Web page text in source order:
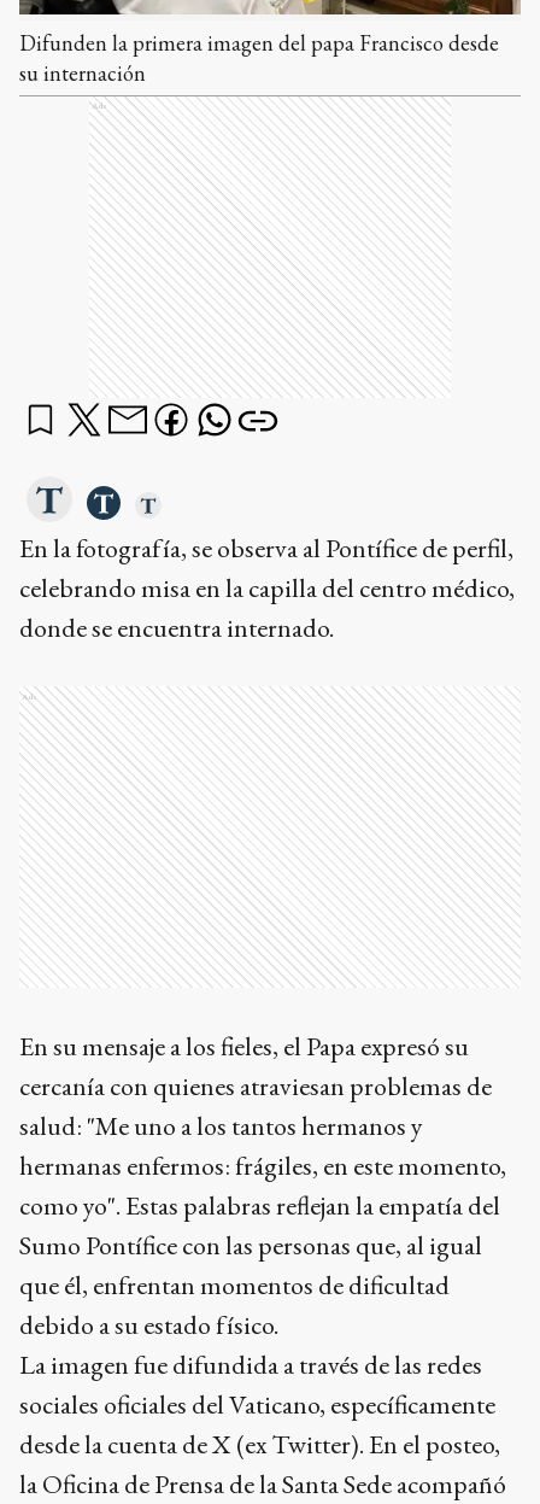
Difunden la primera imagen del papa Francisco desde
su internación
Ads
En la fotografía, se observa al Pontífice de perfil,
celebrando misa en la capilla del centro médico,
donde se encuentra internado.
Ads
En su mensaje a los fieles, el Papa expresó su
cercanía con quienes atraviesan problemas de
salud: "Me uno a los tantos hermanos y
hermanas enfermos: frágiles, en este momento,
como yo". Estas palabras reflejan la empatía del
Sumo Pontífice con las personas que, al igual
que él, enfrentan momentos de dificultad
debido a su estado físico.
La imagen fue difundida a través de las redes
sociales oficiales del Vaticano, específicamente
desde la cuenta de X (ex Twitter). En el posteo,
la Oficina de Prensa de la Santa Sede acompañó